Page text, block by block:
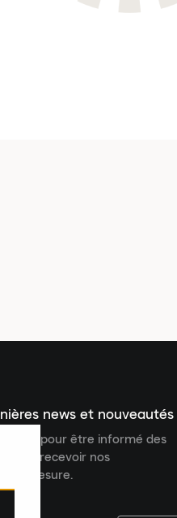
news et nouveautés
Laced pour être informé des
et recevoir nos
sur mesure.